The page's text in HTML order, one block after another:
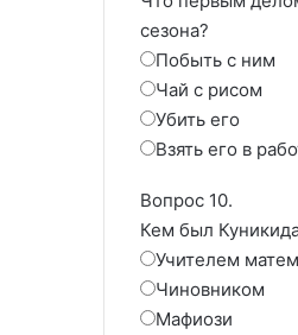
сезона?
Побыть с ним
Чай с рисом
Убить его
Взять его в
Вопрос 10.
Кем был
Учителем
Чиновником
Мафиози